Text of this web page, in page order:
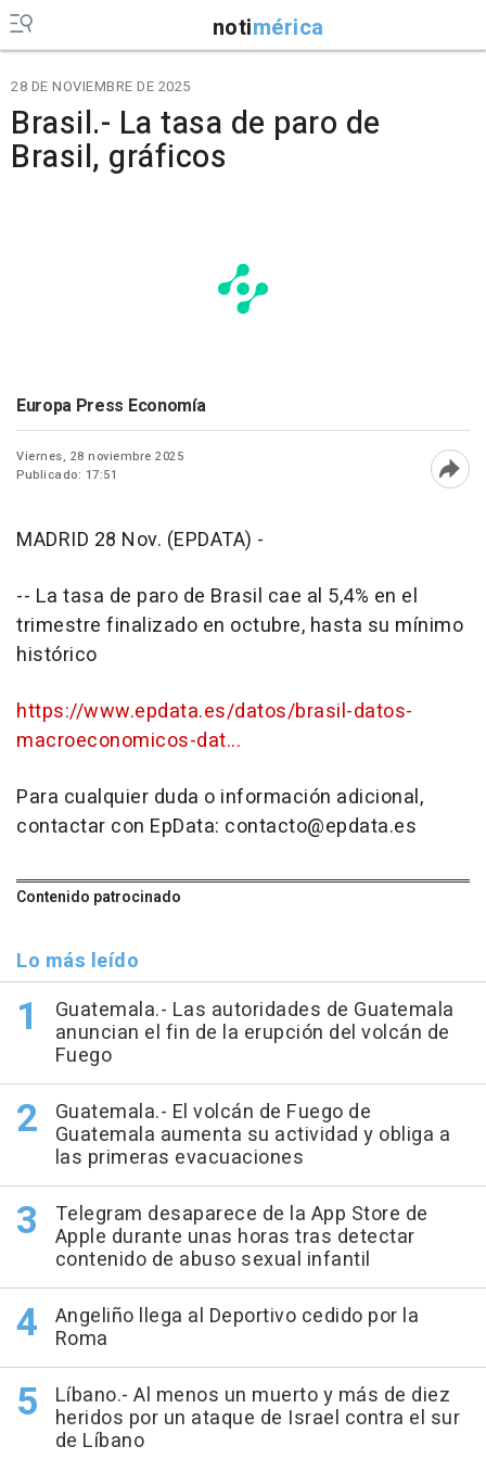
notimérica
28 DE NOVIEMBRE DE 2025
Brasil.- La tasa de paro de
Brasil, gráficos
Europa Press Economía
Viernes, 28 noviembre 2025
Publicado: 17:51
MADRID 28 Nov. (EPDATA) -
-- La tasa de paro de Brasil cae al 5,4% en el
trimestre finalizado en octubre, hasta su mínimo
histórico
https://www.epdata.es/datos/brasil-datos-
macroeconomicos-dat...
Para cualquier duda o información adicional,
contactar con EpData: contacto@epdata.es
Contenido patrocinado
Lo más leído
Guatemala.- Las autoridades de Guatemala
anuncian el fin de la erupción del volcán de
Fuego
Guatemala.- El volcán de Fuego de
Guatemala aumenta su actividad y obliga a
las primeras evacuaciones
Telegram desaparece de la App Store de
Apple durante unas horas tras detectar
contenido de abuso sexual infantil
Angeliño llega al Deportivo cedido por la
Roma
Líbano.- Al menos un muerto y más de diez
heridos por un ataque de Israel contra el sur
de Líbano